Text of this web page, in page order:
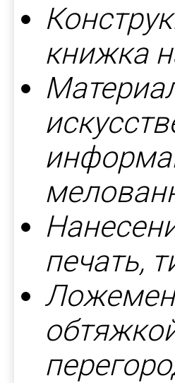
книжка
печать,